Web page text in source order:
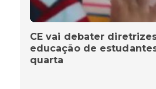
CE vai debater
educação de
quarta